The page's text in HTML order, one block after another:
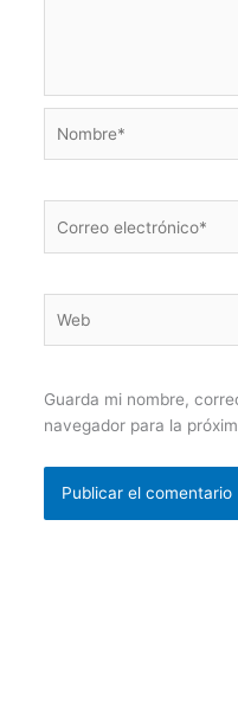
electrónico*
Guarda mi nombre,
navegador para la